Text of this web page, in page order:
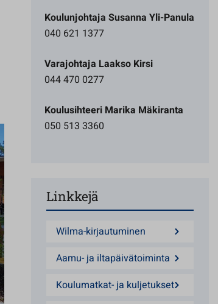
Koulunjohtaja Susanna Yli-Panula
040 621 1377
Varajohtaja Laakso Kirsi
044 470 0277
Koulusihteeri Marika Mäkiranta
050 513 3360
Linkkejä
Wilma-kirjautuminen
Aamu- ja iltapäivätoiminta
Koulumatkat- ja kuljetukset